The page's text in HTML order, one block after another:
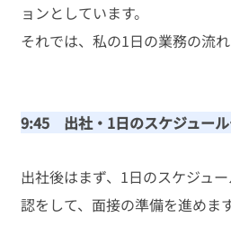
ョンとしています。
それでは、私の1日の業務の流
9:45　出社・1日のスケジュー
出社後はまず、1日のスケジュ
認をして、面接の準備を進めます